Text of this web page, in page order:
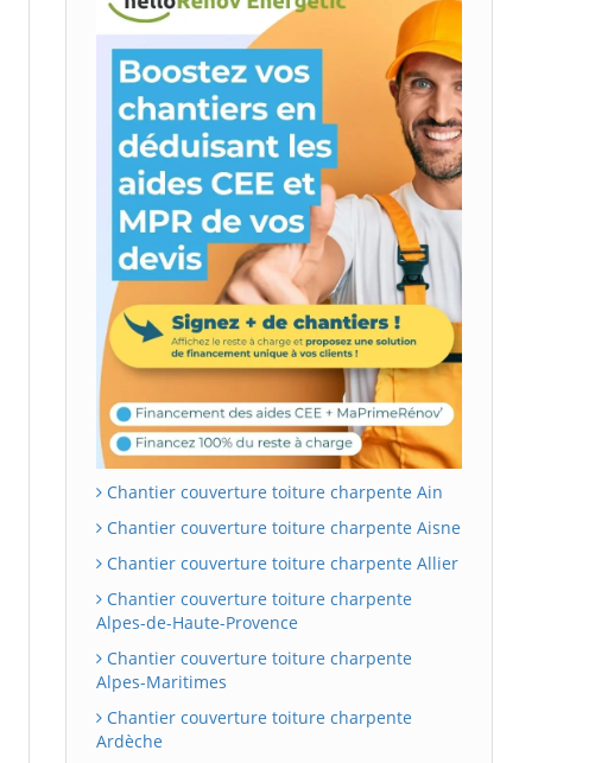
Chantier couverture toiture charpente Ain
Chantier couverture toiture charpente Aisne
Chantier couverture toiture charpente Allier
Chantier couverture toiture charpente
Alpes-de-Haute-Provence
Chantier couverture toiture charpente
Alpes-Maritimes
Chantier couverture toiture charpente
Ardèche